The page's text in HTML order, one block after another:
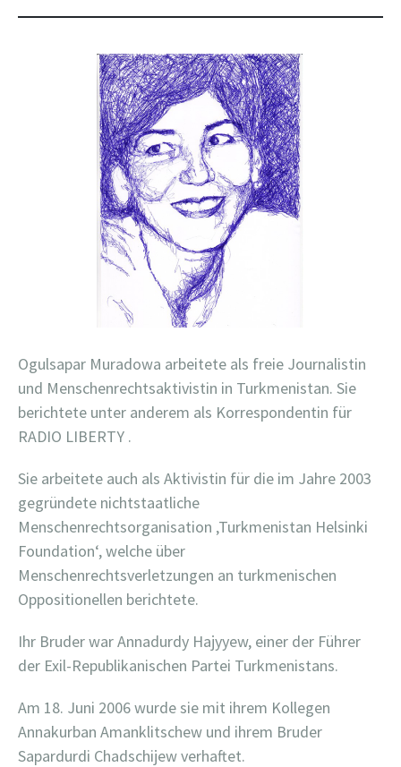
Ogulsapar Muradowa arbeitete als freie Journalistin
und Menschenrechtsaktivistin in Turkmenistan. Sie
berichtete unter anderem als Korrespondentin für
RADIO LIBERTY .
Sie arbeitete auch als Aktivistin für die im Jahre 2003
gegründete nichtstaatliche
Menschenrechtsorganisation ‚Turkmenistan Helsinki
Foundation‘, welche über
Menschenrechtsverletzungen an turkmenischen
Oppositionellen berichtete.
Ihr Bruder war Annadurdy Hajyyew, einer der Führer
der Exil-Republikanischen Partei Turkmenistans.
Am 18. Juni 2006 wurde sie mit ihrem Kollegen
Annakurban Amanklitschew und ihrem Bruder
Sapardurdi Chadschijew verhaftet.